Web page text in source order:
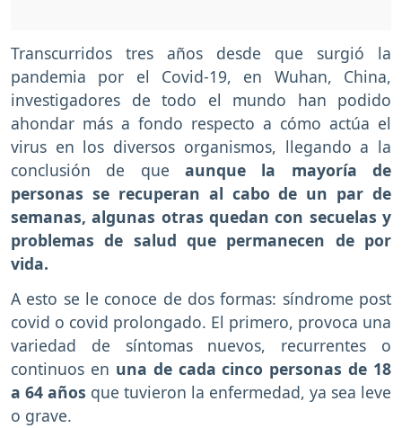
Transcurridos tres años desde que surgió la
pandemia por el Covid-19, en Wuhan, China,
investigadores de todo el mundo han podido
ahondar más a fondo respecto a cómo actúa el
virus en los diversos organismos, llegando a la
conclusión de que aunque la mayoría de
personas se recuperan al cabo de un par de
semanas, algunas otras quedan con secuelas y
problemas de salud que permanecen de por
vida.
A esto se le conoce de dos formas: síndrome post
covid o covid prolongado. El primero, provoca una
variedad de síntomas nuevos, recurrentes o
continuos en una de cada cinco personas de 18
a 64 años que tuvieron la enfermedad, ya sea leve
o grave.